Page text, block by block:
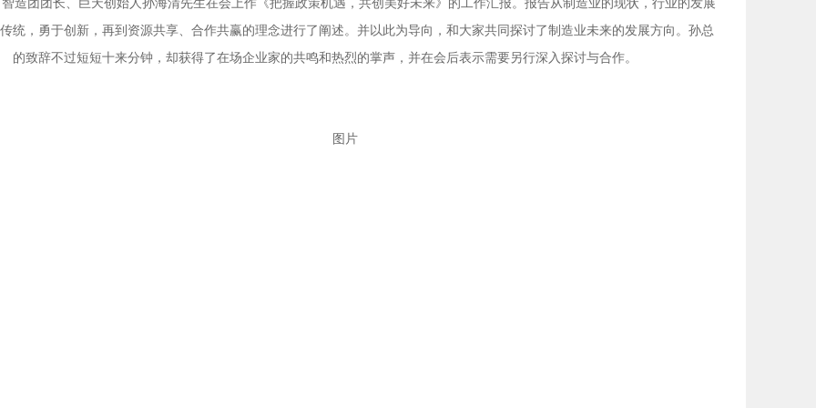
智造团团长、巨天创始人孙海清先生在会上作《把握政策机遇，共创美好未来》的工作汇报。报告从制造业的现状，行业的发展
统，勇于创新，再到资源共享、合作共赢的理念进行了阐述。并以此为导向，和大家共同探讨了制造业未来的发展方向。孙总
的致辞不过短短十来分钟，却获得了在场企业家的共鸣和热烈的掌声，并在会后表示需要另行深入探讨与合作。